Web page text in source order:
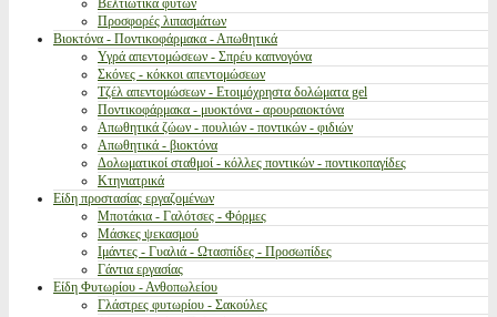
Βελτιωτικά φυτών
Προσφορές λιπασμάτων
Βιοκτόνα - Ποντικοφάρμακα - Απωθητικά
Υγρά απεντομώσεων - Σπρέυ καπνογόνα
Σκόνες - κόκκοι απεντομώσεων
Τζέλ απεντομώσεων - Ετοιμόχρηστα δολώματα gel
Ποντικοφάρμακα - μυοκτόνα - αρουραιοκτόνα
Απωθητικά ζώων - πουλιών - ποντικών - φιδιών
Απωθητικά - βιοκτόνα
Δολωματικοί σταθμοί - κόλλες ποντικών - ποντικοπαγίδες
Κτηνιατρικά
Είδη προστασίας εργαζομένων
Μποτάκια - Γαλότσες - Φόρμες
Μάσκες ψεκασμού
Ιμάντες - Γυαλιά - Ωτασπίδες - Προσωπίδες
Γάντια εργασίας
Είδη Φυτωρίου - Ανθοπωλείου
Γλάστρες φυτωρίου - Σακούλες